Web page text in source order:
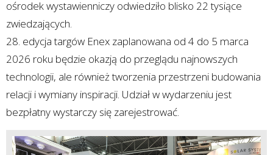
ośrodek wystawienniczy odwiedziło blisko 22 tysiące
zwiedzających.
28. edycja targów Enex zaplanowana od 4 do 5 marca
2026 roku będzie okazją do przeglądu najnowszych
technologii, ale również tworzenia przestrzeni budowania
relacji i wymiany inspiracji. Udział w wydarzeniu jest
bezpłatny wystarczy się zarejestrować.